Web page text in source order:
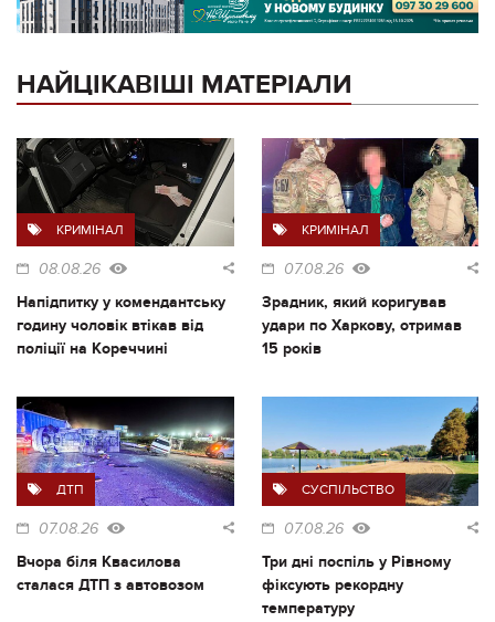
НАЙЦІКАВІШІ МАТЕРІАЛИ
КРИМІНАЛ
08.08.26
Напідпитку у комендантську
годину чоловік втікав від
поліції на Кореччині
КРИМІНАЛ
07.08.26
Зрадник, який коригував
удари по Харкову, отримав
15 років
ДТП
07.08.26
Вчора біля Квасилова
сталася ДТП з автовозом
СУСПІЛЬСТВО
07.08.26
Три дні поспіль у Рівному
фіксують рекордну
температуру